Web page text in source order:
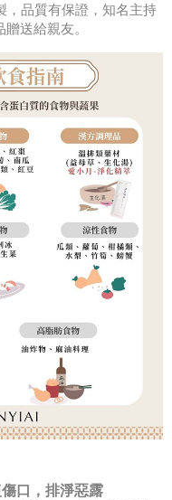
，品質有保證，知名主持
送給親友。
口，排淨惡露